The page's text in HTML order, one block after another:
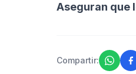
Aseguran que
Compartir: